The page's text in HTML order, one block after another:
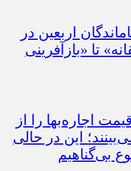
اربعین در
تا «بازآفرینی
اجاره‌بها را از
این در حالی
بی‌گناهیم